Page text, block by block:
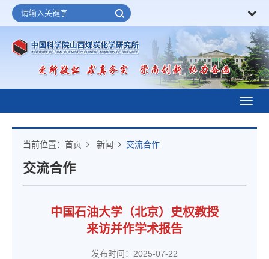
当前位置： 首页 新闻 交流合作
交流合作
中国石油大学（北京）史权教授
来访并作学术报告
发布时间：2025-07-22